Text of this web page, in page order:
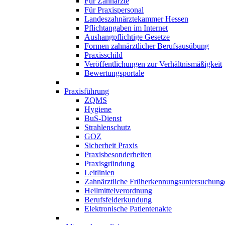
Für Praxispersonal
Landeszahnärztekammer Hessen
Pflichtangaben im Internet
Aushangpflichtige Gesetze
Formen zahnärztlicher Berufsausübung
Praxisschild
Veröffentlichungen zur Verhältnismäßigkeit
Bewertungsportale
Praxisführung
ZQMS
Hygiene
BuS-Dienst
Strahlenschutz
GOZ
Sicherheit Praxis
Praxisbesonderheiten
Praxisgründung
Leitlinien
Zahnärztliche
Heilmittelverordnung
Berufsfelderkundung
Elektronische Patientenakte